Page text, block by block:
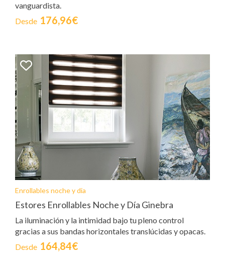
vanguardista.
Desde 176,96€
Enrollables noche y dia
Estores Enrollables Noche y Día Ginebra
La iluminación y la intimidad bajo tu pleno control
gracias a sus bandas horizontales translúcidas y opacas.
Desde 164,84€